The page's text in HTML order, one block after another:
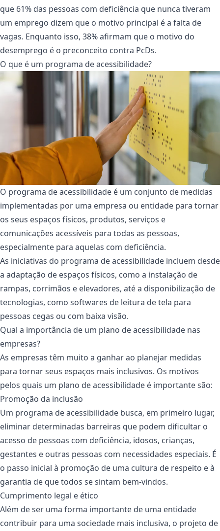
que 61% das pessoas com deficiência que nunca tiveram
um emprego dizem que o motivo principal é a falta de
vagas. Enquanto isso, 38% afirmam que o motivo do
desemprego é o preconceito contra PcDs.
O que é um programa de acessibilidade?
O programa de acessibilidade é um conjunto de medidas
implementadas por uma empresa ou entidade para tornar
os seus espaços físicos, produtos, serviços e
comunicações acessíveis para todas as pessoas,
especialmente para aquelas com deficiência.
As iniciativas do programa de acessibilidade incluem desde
a adaptação de espaços físicos, como a instalação de
rampas, corrimãos e elevadores, até a disponibilização de
tecnologias, como softwares de leitura de tela para
pessoas cegas ou com baixa visão.
Qual a importância de um plano de acessibilidade nas
empresas?
As empresas têm muito a ganhar ao planejar medidas
para tornar seus espaços mais inclusivos. Os motivos
pelos quais um plano de acessibilidade é importante são:
Promoção da inclusão
Um programa de acessibilidade busca, em primeiro lugar,
eliminar determinadas barreiras que podem dificultar o
acesso de pessoas com deficiência, idosos, crianças,
gestantes e outras pessoas com necessidades especiais. É
o passo inicial à promoção de uma cultura de respeito e à
garantia de que todos se sintam bem-vindos.
Cumprimento legal e ético
Além de ser uma forma importante de uma entidade
contribuir para uma sociedade mais inclusiva, o projeto de